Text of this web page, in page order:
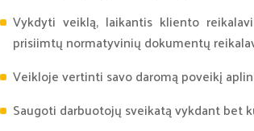
Vykdyti veiklą, laikantis kliento
prisiimtų normatyvinių dokumentų
Veikloje vertinti savo daromą poveikį
Saugoti darbuotojų sveikatą vykdant bet